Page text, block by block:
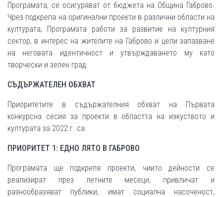
Програмата, се осигуряват от бюджета на Община Габрово.
Чрез подкрепа на оригинални проекти в различни области на
културата, Програмата работи за развитие на културния
сектор, в интерес на жителите на Габрово и цели запазване
на неговата идентичност и утвърждаването му като
творчески и зелен град.
СЪДЪРЖАТЕЛЕН ОБХВАТ
Приоритетите в съдържателния обхват на Първата
конкурсна сесия за проекти в областта на изкуството и
културата за 2022 г. са:
ПРИОРИТЕТ 1: ЕДНО ЛЯТО В ГАБРОВО
Програмата ще подкрепя проекти, чиито дейности се
реализират през летните месеци, привличат и
разнообразяват публики, имат социална насоченост,